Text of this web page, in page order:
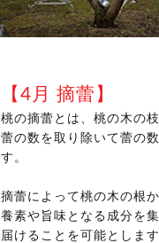
【4月 摘蕾】
桃の摘蕾とは、桃の木の
蕾の数を取り除いて蕾の
す。
摘蕾によって桃の木の根
養素や旨味となる成分を
届けることを可能としま